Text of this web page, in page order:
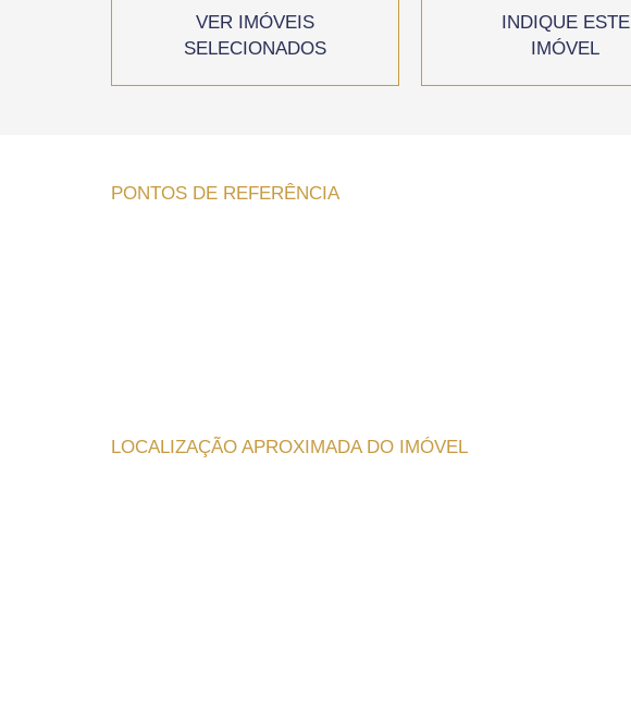
VER IMÓVEIS
SELECIONADOS
INDIQUE ESTE
IMÓVEL
PONTOS DE REFERÊNCIA
LOCALIZAÇÃO APROXIMADA DO IMÓVEL